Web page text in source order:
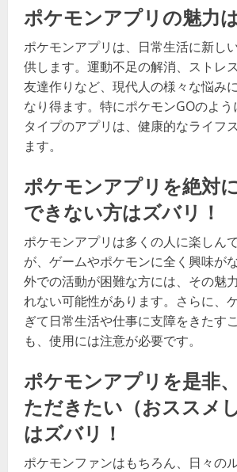
ポケモンアプリの魅力
ポケモンアプリは、日常生活に新し
供します。運動不足の解消、ストレ
友達作りなど、現代人の様々な悩み
なり得ます。特にポケモンGOのよ
タイプのアプリは、健康的なライフ
ます。
ポケモンアプリを絶対
できない方はズバリ！
ポケモンアプリは多くの人に楽しん
が、ゲームやポケモンに全く興味が
外での活動が困難な方には、その魅
れない可能性があります。さらに、
ぎて日常生活や仕事に支障をきたす
も、使用には注意が必要です。
ポケモンアプリを是非
ただきたい（おススメ
はズバリ！
ポケモンファンはもちろん、日々の